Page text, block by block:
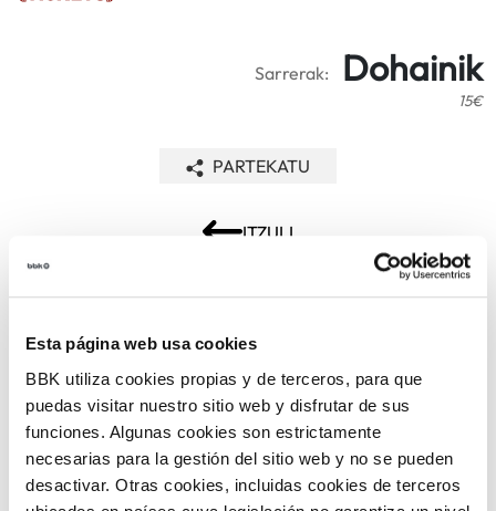
Esta página web usa cookies
BBK utiliza cookies propias y de terceros, para que
puedas visitar nuestro sitio web y disfrutar de sus
funciones. Algunas cookies son estrictamente
necesarias para la gestión del sitio web y no se pueden
desactivar. Otras cookies, incluidas cookies de terceros
Sarrerak: Dohainik
15€
ITZULI
PARTEKATU
ARLOAK